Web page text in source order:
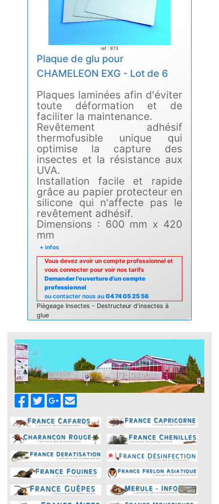
ref : 973
Plaque de glu pour
CHAMELEON EXG - Lot de 6
Plaques laminées afin d'éviter
toute déformation et de
faciliter la maintenance.
Revêtement adhésif
thermofusible unique qui
optimise la capture des
insectes et la résistance aux
UVA.
Installation facile et rapide
grâce au papier protecteur en
silicone qui n'affecte pas le
revêtement adhésif.
Dimensions : 600 mm x 420
mm
+ infos
Vous devez avoir un compte professionnel et
vous connecter pour voir nos tarifs
Demander l'ouverture d'un compte
professionnel
ou contacter nous au 04 74 05 25 56
Piègeage Insectes - Destructeur d'insectes à
glue